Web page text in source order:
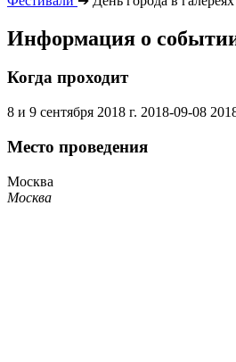
Информация о
Когда проходит
8 и 9 сентября 2018 г. 2018-09-08
Место проведения
Москва
Москва